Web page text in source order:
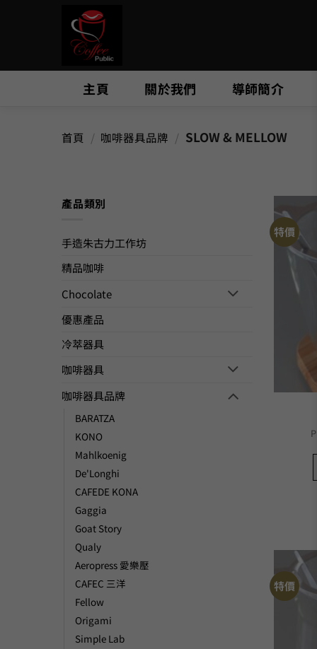
主頁 關於我們 導師簡介
首頁 / 咖啡器具品牌 / SLOW & MELLOW
產品類別
手造朱古力工作坊
精品咖啡
Chocolate
優惠產品
冷萃器具
咖啡器具
咖啡器具品牌
BARATZA
KONO
Mahlkoenig
De'Longhi
CAFEDE KONA
Gaggia
Goat Story
Qualy
Aeropress 愛樂壓
CAFEC 三洋
Fellow
Origami
Simple Lab
特價
特價